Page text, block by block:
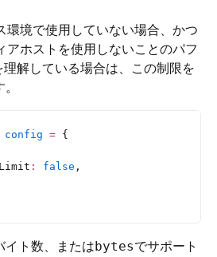
環境で使用していない場合、かつ
アホストを使用しないことのパフ
解している場合は、この制限を
config = {
: false ,
イト数、またはbytesでサポート